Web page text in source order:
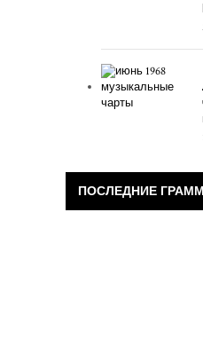
ПОСЛЕДНИЕ